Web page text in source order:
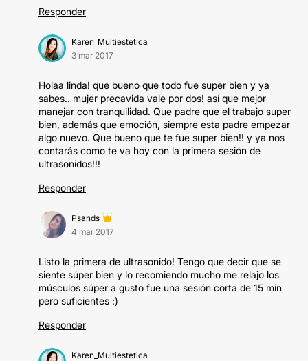
Responder
Karen_Multiestetica
3 mar 2017
Holaa linda! que bueno que todo fue super bien y ya
sabes.. mujer precavida vale por dos! así que mejor
manejar con tranquilidad. Que padre que el trabajo super
bien, además que emoción, siempre esta padre empezar
algo nuevo. Que bueno que te fue super bien!! y ya nos
contarás como te va hoy con la primera sesión de
ultrasonidos!!!
Responder
Psands
4 mar 2017
Listo la primera de ultrasonido! Tengo que decir que se
siente súper bien y lo recomiendo mucho me relajo los
músculos súper a gusto fue una sesión corta de 15 min
pero suficientes :)
Responder
Karen_Multiestetica